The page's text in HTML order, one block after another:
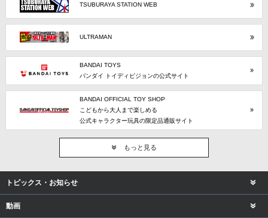
TSUBURAYA STATION WEB
ULTRAMAN
BANDAI TOYS
バンダイ トイディビジョンの公式サイト
BANDAI OFFICIAL TOY SHOP
こどもから大人まで楽しめる
公式キャラクター玩具の限定品通販サイト
もっと見る
トピックス・お知らせ
動画